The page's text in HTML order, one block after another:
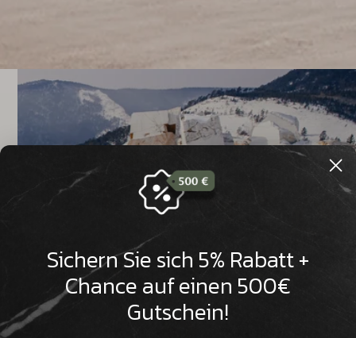
Sichern Sie sich 5% Rabatt +
Chance auf einen 500€
Gutschein!